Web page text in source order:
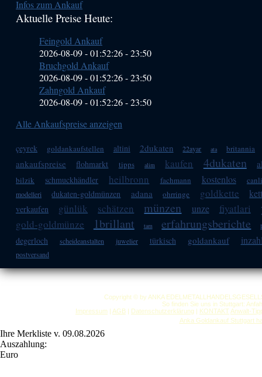
Sidebar
Infos zum Ankauf
Aktuelle Preise Heute:
Feingold Ankauf
2026-08-09 - 01:52:26-23:50
Bruchgold Ankauf
2026-08-09 - 01:52:26-23:50
Zahngold Ankauf
2026-08-09 - 01:52:26-23:50
Alle Ankaufspreise anzeigen
çeyrek goldankaufstellen altini 2dukaten 22ayar ata britannia
ankaufspreise flohmarkt tipps alim kaufen 4dukaten
bilzik schmuckhändler heilbronn fachmann kostenlos canli
modelleri dukaten-goldmünzen adana ohrringe goldkette
verkaufen günlük schätzen münzen unze fiyatlari
gold-goldmünze 1brillant tam erfahrungsberichte
degerloch scheideanstalten juwelier türkisch goldankauf
postversand
Copyright © by ANKA
So finden Sie uns in Stuttgart:
Impressum | AGB | Datenschutzerklärung | KONTAKT Anwalt-
Anka Goldankauf Stuttgart
Ihre Merkliste v. 09.08.2026
Auszahlung:
Euro